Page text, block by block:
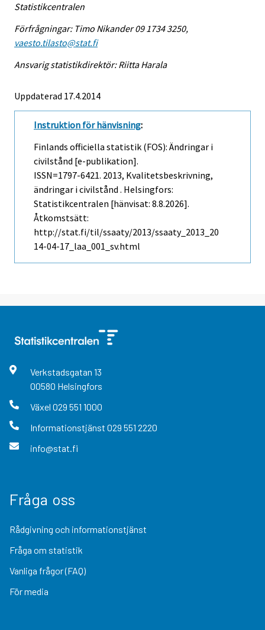
Statistikcentralen
Förfrågningar: Timo Nikander 09 1734 3250,
vaesto.tilasto@stat.fi
Ansvarig statistikdirektör: Riitta Harala
Uppdaterad 17.4.2014
Instruktion för hänvisning:
Finlands officiella statistik (FOS): Ändringar i
civilstånd [e-publikation].
ISSN=1797-6421. 2013, Kvalitetsbeskrivning,
ändringar i civilstånd . Helsingfors:
Statistikcentralen [hänvisat: 8.8.2026].
Åtkomstsätt:
http://stat.fi/til/ssaaty/2013/ssaaty_2013_20
14-04-17_laa_001_sv.html
Verkstadsgatan 13
00580 Helsingfors
Växel 029 551 1000
Informationstjänst 029 551 2220
info@stat.fi
Fråga oss
Rådgivning och informationstjänst
Fråga om statistik
Vanliga frågor (FAQ)
För media